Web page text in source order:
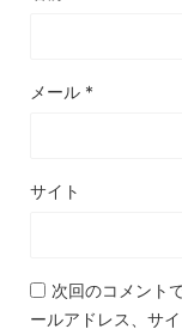
メール *
サイト
次回のコメント
ールアドレス、サイ